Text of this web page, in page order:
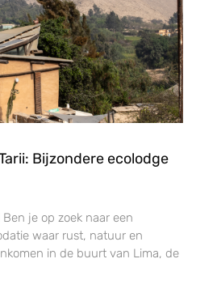
Bijzondere ecolodge
Ben je op zoek naar een
waar rust, natuur en
in de buurt van Lima, de